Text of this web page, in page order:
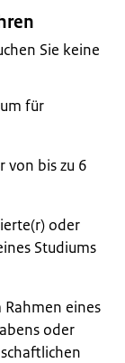
Sie keine
für
von bis zu 6
oder
Studiums
Rahmen eines
oder